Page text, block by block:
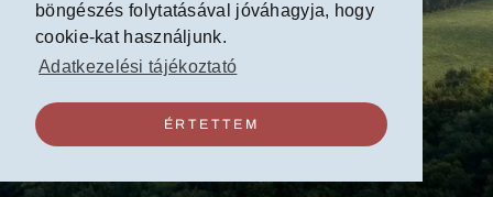
böngészés folytatásával jóváhagyja, hogy
cookie-kat használjunk.
Adatkezelési tájékoztató
ÉRTETTEM
készítette: